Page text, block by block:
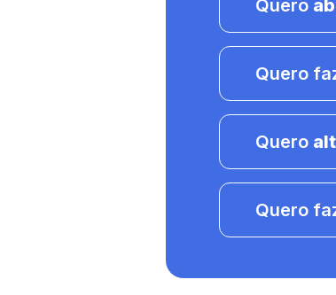
Quero
Quero
Quero
Quero